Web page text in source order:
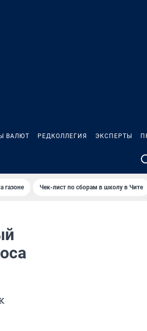
ВАЛЮТ РЕДКОЛЛЕГИЯ ЭКСПЕРТЫ
газоне Чек-лист по сборам в школу в Чите